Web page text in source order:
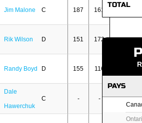
Jim Malone C 187 161
Rik Wilson D 151 172
Randy Boyd D 155 116
Dale
Hawerchuk
C - -
TOTAL
PAYS